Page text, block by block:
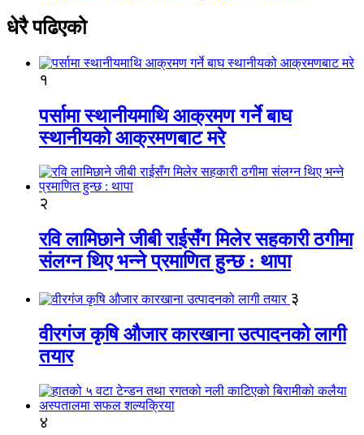
धेरै पढिएको
१
पर्सामा स्थानीयमाथि आक्रमण गर्ने बाघ
स्थानीयको आक्रमणबाट मरे
२
रवि लामिछाने जीबी राईसँग मिलेर सहकारी ठगीमा
संलग्न थिए भन्ने प्रमाणित हुन्छ : थापा
३
वीरगंज कृषि औजार कारखाना उत्पादनको लागी
तयार
४